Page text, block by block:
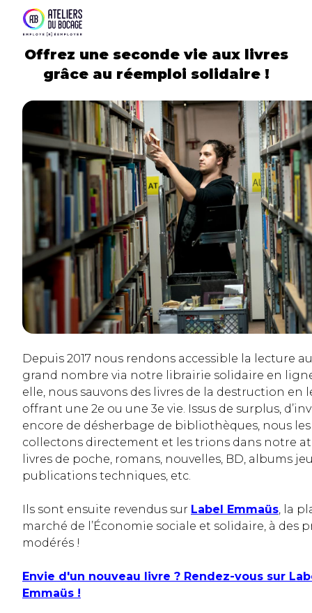
Offrez une seconde vie aux livres
grâce au réemploi solidaire !
Depuis 2017 nous rendons accessible la lecture
grand nombre via notre librairie solidaire en
elle, nous sauvons des livres de la destruction en
offrant une 2e ou une 3e vie. Issus de surplus,
encore de désherbage de bibliothèques, nous les
collectons directement et les trions dans notre
livres de poche, romans, nouvelles, BD, albums
publications techniques, etc.
Ils sont ensuite revendus sur Label Emmaüs, la
marché de l’Économie sociale et solidaire, à des
modérés !
Envie d'un nouveau livre ? Rendez-vous sur
Emmaüs !
Panneau de gestion des cookies